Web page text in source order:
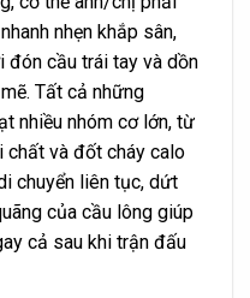
nhẹn khắp sân,
đón cầu trái tay và dồn
Tất cả những
nhiều nhóm cơ lớn, từ
chất và đốt cháy calo
chuyển liên tục, dứt
của cầu lông giúp
cả sau khi trận đấu